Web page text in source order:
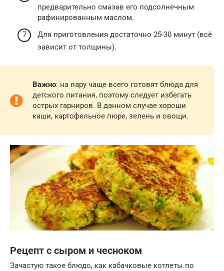
предварительно смазав его подсолнечным
рафинированным маслом.
Для приготовления достаточно 25-30 минут (всё
зависит от толщины).
Важно: на пару чаще всего готовят блюда для
детского питания, поэтому следует избегать
острых гарниров. В данном случае хороши
каши, картофельное пюре, зелень и овощи.
Рецепт с сыром и чесноком
Зачастую такое блюдо, как кабачковые котлеты по